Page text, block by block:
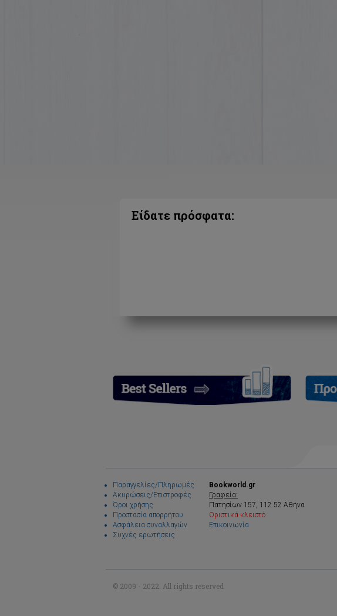
Είδατε πρόσφατα:
Παραγγελίες/Πληρωμές
Ακυρώσεις/Επιστροφές
Όροι χρήσης
Προστασία απορρήτου
Ασφάλεια συναλλαγών
Συχνές ερωτήσεις
Bookworld.gr
Γραφεία:
Πατησίων 157, 112 52 Αθήνα
Οριστικά κλειστό
Επικοινωνία
© 2009 - 2022. All rights reserved